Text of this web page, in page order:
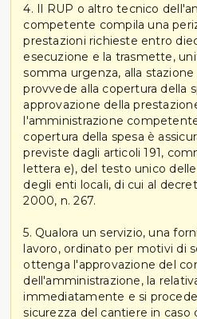
4. Il RUP o altro tecnico
competente compila una
prestazioni richieste entro
esecuzione e la trasmette,
somma urgenza, alla
provvede alla copertura della
approvazione della
l'amministrazione
copertura della spesa è
previste dagli articoli 191,
lettera e), del testo unico
degli enti locali, di cui al
2000, n. 267.
5. Qualora un servizio, una
lavoro, ordinato per motivi di
ottenga l'approvazione del
dell'amministrazione, la
immediatamente e si
sicurezza del cantiere in caso